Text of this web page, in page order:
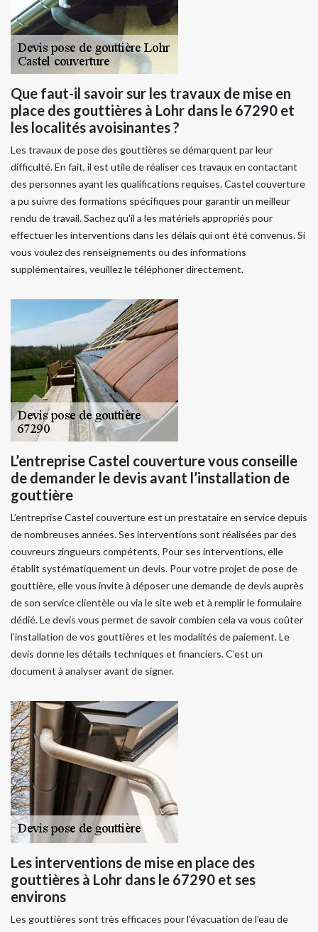
Que faut-il savoir sur les travaux de mise en
place des gouttières à Lohr dans le 67290 et
les localités avoisinantes ?
Les travaux de pose des gouttières se démarquent par leur
difficulté. En fait, il est utile de réaliser ces travaux en contactant
des personnes ayant les qualifications requises. Castel couverture
a pu suivre des formations spécifiques pour garantir un meilleur
rendu de travail. Sachez qu'il a les matériels appropriés pour
effectuer les interventions dans les délais qui ont été convenus. Si
vous voulez des renseignements ou des informations
supplémentaires, veuillez le téléphoner directement.
L’entreprise Castel couverture vous conseille
de demander le devis avant l’installation de
gouttière
L’entreprise Castel couverture est un prestataire en service depuis
de nombreuses années. Ses interventions sont réalisées par des
couvreurs zingueurs compétents. Pour ses interventions, elle
établit systématiquement un devis. Pour votre projet de pose de
gouttière, elle vous invite à déposer une demande de devis auprès
de son service clientèle ou via le site web et à remplir le formulaire
dédié. Le devis vous permet de savoir combien cela va vous coûter
l’installation de vos gouttières et les modalités de paiement. Le
devis donne les détails techniques et financiers. C’est un
document à analyser avant de signer.
Les interventions de mise en place des
gouttières à Lohr dans le 67290 et ses
environs
Les gouttières sont très efficaces pour l'évacuation de l'eau de